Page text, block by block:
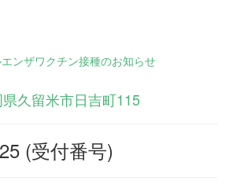
ンザワクチン接種のお知らせ
久留米市日吉町115
(受付番号)